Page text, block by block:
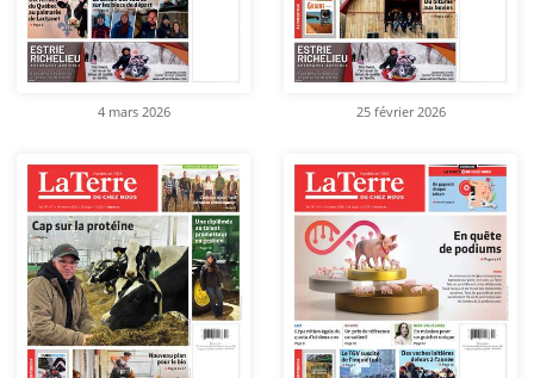
4 mars 2026 25 février 2026